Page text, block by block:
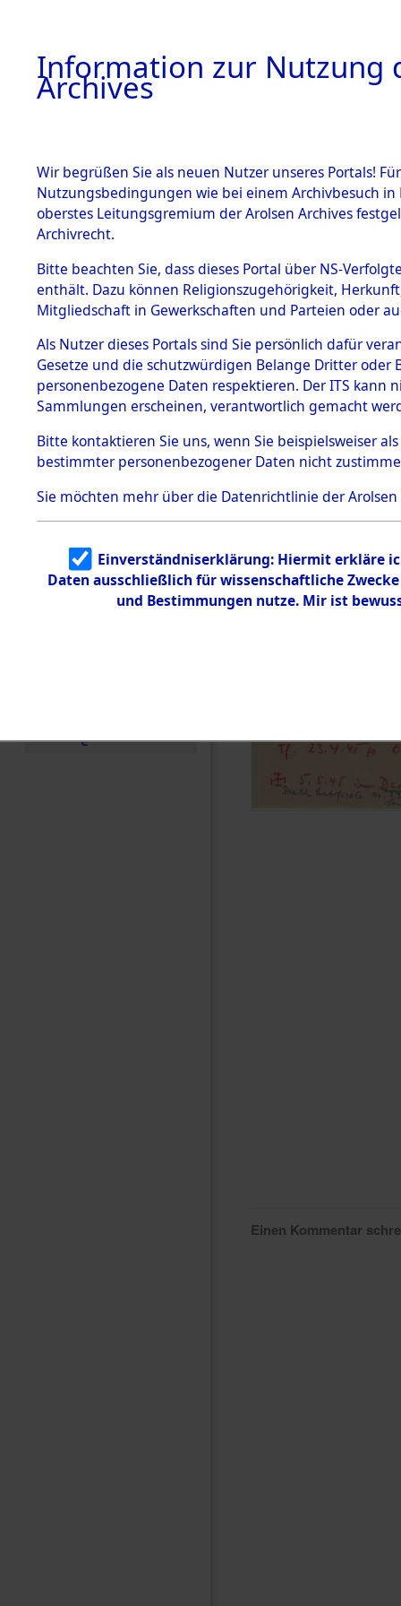
BESTÄNDE
1.
mente
5. Verschiedenes
5.3
Todesmärsche
5.3.1 Alliierte
Erhebungen
zu
Todesmärsch
en
5.3.2
Identifizierun
g
5.3.3
Todesmärsch
e
Dead -
Branch -
0018
Einen Kommentar
Information zur Nutzung
Archives
Wir begrüßen Sie als neuen Nutzer unseres Portals!
Nutzungsbedingungen wie bei einem Archivbesuch
oberstes Leitungsgremium der Arolsen Archives
Archivrecht.
Bitte beachten Sie, dass dieses Portal über NS-
enthält. Dazu können Religionszugehörigkeit,
Mitgliedschaft in Gewerkschaften und Parteien oder
Als Nutzer dieses Portals sind Sie persönlich dafür
Gesetze und die schutzwürdigen Belange Dritter
personenbezogene Daten respektieren. Der ITS
Sammlungen erscheinen, verantwortlich gemacht
Bitte kontaktieren Sie uns, wenn Sie beispielsweiser
bestimmter personenbezogener Daten nicht
Sie möchten mehr über die Datenrichtlinie der Arolsen
Einverständniserklärung: Hiermit erkläre
Daten ausschließlich für wissenschaftliche
und Bestimmungen nutze. Mir ist